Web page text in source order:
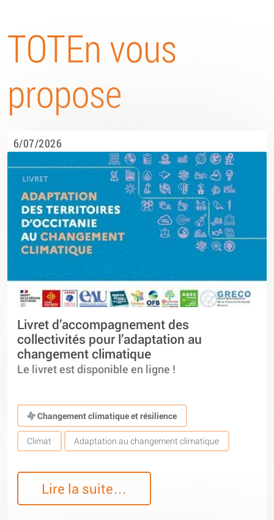
TOTEn vous
propose
6/07/2026
Livret d’accompagnement des
collectivités pour l’adaptation au
changement climatique
Le livret est disponible en ligne !
Changement climatique et résilience
Climat Adaptation au changement climatique
Lire la suite…